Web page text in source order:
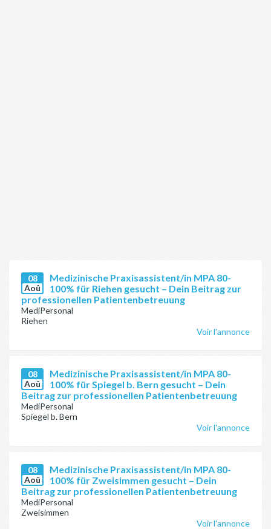
08
Aoû
Medizinische Praxisassistent/in MPA 80-
100% für Riehen gesucht – Dein Beitrag zur
professionellen Patientenbetreuung
MediPersonal
Riehen
Voir l'annonce
08
Aoû
Medizinische Praxisassistent/in MPA 80-
100% für Spiegel b. Bern gesucht – Dein
Beitrag zur professionellen Patientenbetreuung
MediPersonal
Spiegel b. Bern
Voir l'annonce
08
Aoû
Medizinische Praxisassistent/in MPA 80-
100% für Zweisimmen gesucht – Dein
Beitrag zur professionellen Patientenbetreuung
MediPersonal
Zweisimmen
Voir l'annonce